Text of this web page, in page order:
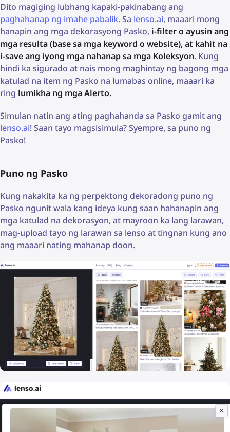
Dito magiging lubhang kapaki-pakinabang ang
paghahanap ng imahe pabalik. Sa lenso.ai, maaari mong
hanapin ang mga dekorasyong Pasko, i-filter o ayusin ang
mga resulta (base sa mga keyword o website), at kahit na
i-save ang iyong mga nahanap sa mga Koleksyon. Kung
hindi ka sigurado at nais mong maghintay ng bagong mga
katulad na item ng Pasko na lumabas online, maaari ka
ring lumikha ng mga Alerto.
Simulan natin ang ating paghahanda sa Pasko gamit ang
lenso.ai! Saan tayo magsisimula? Syempre, sa puno ng
Pasko!
Puno ng Pasko
Kung nakakita ka ng perpektong dekoradong puno ng
Pasko ngunit wala kang ideya kung saan hahanapin ang
mga katulad na dekorasyon, at mayroon ka lang larawan,
mag-upload tayo ng larawan sa lenso at tingnan kung ano
ang maaari nating mahanap doon.